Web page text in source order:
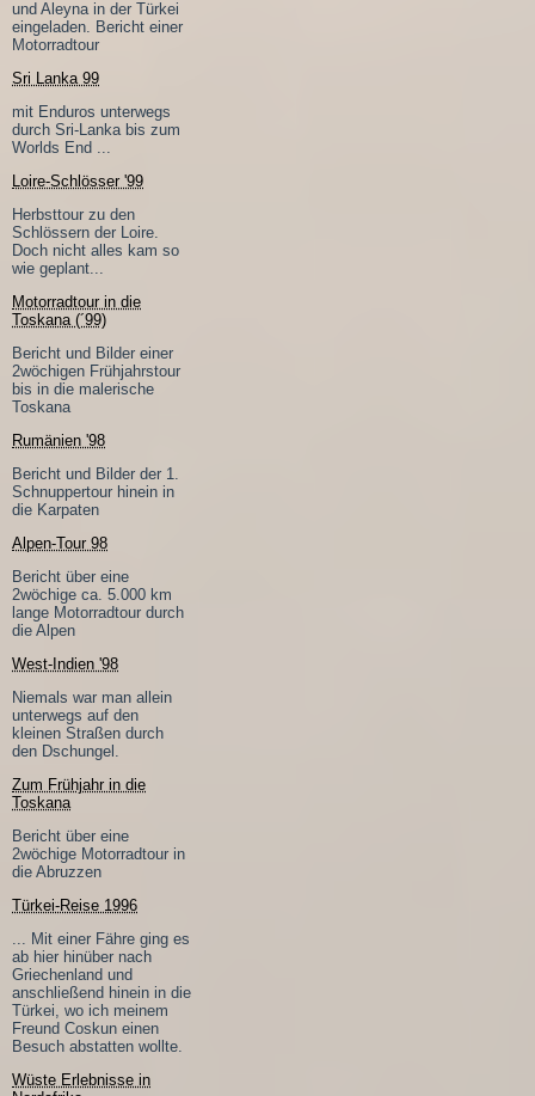
und Aleyna in der Türkei
eingeladen. Bericht einer
Motorradtour
Sri Lanka 99
mit Enduros unterwegs
durch Sri-Lanka bis zum
Worlds End ...
Loire-Schlösser '99
Herbsttour zu den
Schlössern der Loire.
Doch nicht alles kam so
wie geplant...
Motorradtour in die
Toskana (´99)
Bericht und Bilder einer
2wöchigen Frühjahrstour
bis in die malerische
Toskana
Rumänien '98
Bericht und Bilder der 1.
Schnuppertour hinein in
die Karpaten
Alpen-Tour 98
Bericht über eine
2wöchige ca. 5.000 km
lange Motorradtour durch
die Alpen
West-Indien '98
Niemals war man allein
unterwegs auf den
kleinen Straßen durch
den Dschungel.
Zum Frühjahr in die
Toskana
Bericht über eine
2wöchige Motorradtour in
die Abruzzen
Türkei-Reise 1996
... Mit einer Fähre ging es
ab hier hinüber nach
Griechenland und
anschließend hinein in die
Türkei, wo ich meinem
Freund Coskun einen
Besuch abstatten wollte.
Wüste Erlebnisse in